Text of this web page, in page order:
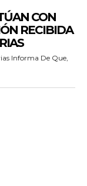
CON
RECIBIDA
Informa De Que,